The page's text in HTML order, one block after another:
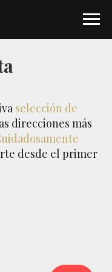
selección de
direcciones más
desde el primer